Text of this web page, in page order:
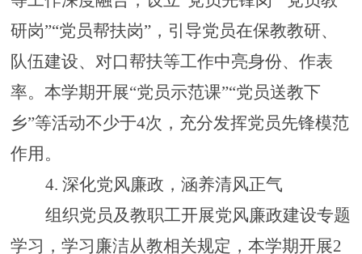
研岗”“党员帮扶岗”，引导党员在保教教研、
队伍建设、对口帮扶等工作中亮身份、作表
率。本学期开展“党员示范课”“党员送教下
乡”等活动不少于4次，充分发挥党员先锋模范
作用。
4. 深化党风廉政，涵养清风正气
组织党员及教职工开展党风廉政建设专题
学习，学习廉洁从教相关规定，本学期开展2